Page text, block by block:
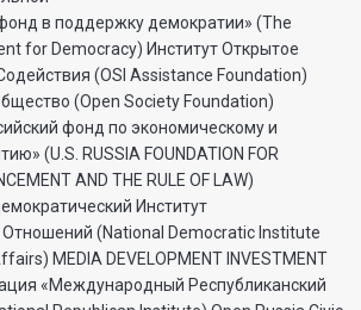
в поддержку демократии» (The
for Democracy) Институт Открытое
(OSI Assistance Foundation)
(Open Society Foundation)
фонд по экономическому и
(U.S. RUSSIA FOUNDATION FOR
AND THE RULE OF LAW)
Институт
(National Democratic Institute
MEDIA DEVELOPMENT INVESTMENT
«Международный Республиканский